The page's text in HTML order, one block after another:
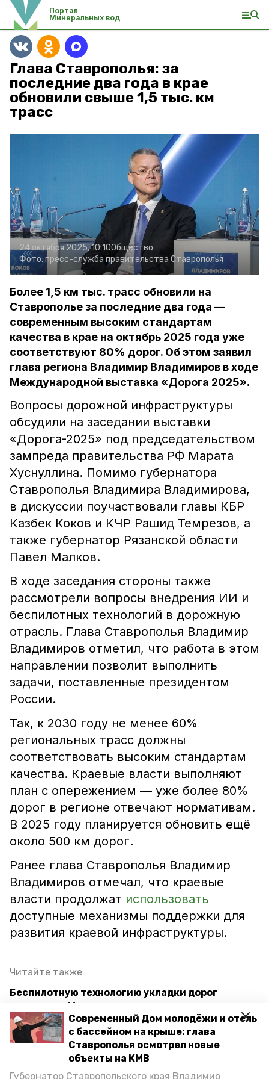
Современный Дом молодёжи и отель
с бассейном на крыше: глава
Ставрополья осмотрел новые
объекты на КМВ
Губернатор Ставропольского края Владимир
Портал
Минеральных вод
Глава Ставрополья: за
последние два года в крае
обновили свыше 1,5 тыс. км
трасс
24 октября 2025, 10:10Общество
Фото: пресс-служба правительства Ставрополья
Более 1,5 км тыс. трасс обновили на
Ставрополье за последние два года —
современным высоким стандартам
качества в крае на октябрь 2025 года уже
соответствуют 80% дорог. Об этом заявил
глава региона Владимир Владимиров в ходе
Международной выставка «Дорога 2025».
Вопросы дорожной инфраструктуры
обсудили на заседании выставки
«Дорога-2025» под председательством
зампреда правительства РФ Марата
Хуснуллина. Помимо губернатора
Ставрополья Владимира Владимирова,
в дискуссии поучаствовали главы КБР
Казбек Коков и КЧР Рашид Темрезов, а
также губернатор Рязанской области
Павел Малков.
В ходе заседания стороны также
рассмотрели вопросы внедрения ИИ и
беспилотных технологий в дорожную
отрасль. Глава Ставрополья Владимир
Владимиров отметил, что работа в этом
направлении позволит выполнить
задачи, поставленные президентом
России.
Так, к 2030 году не менее 60%
региональных трасс должны
соответствовать высоким стандартам
качества. Краевые власти выполняют
план с опережением — уже более 80%
дорог в регионе отвечают нормативам.
В 2025 году планируется обновить ещё
около 500 км дорог.
Ранее глава Ставрополья Владимир
Владимиров отмечал, что краевые
власти продолжат использовать
доступные механизмы поддержки для
развития краевой инфраструктуры.
Читайте также
Беспилотную технологию укладки дорог
показали в Минводах на выставке
Более 1,2 км дорог отремонтируют в сёлах
Побегайловка и Орбельяновка
Губернатор поручил создать пешеходную